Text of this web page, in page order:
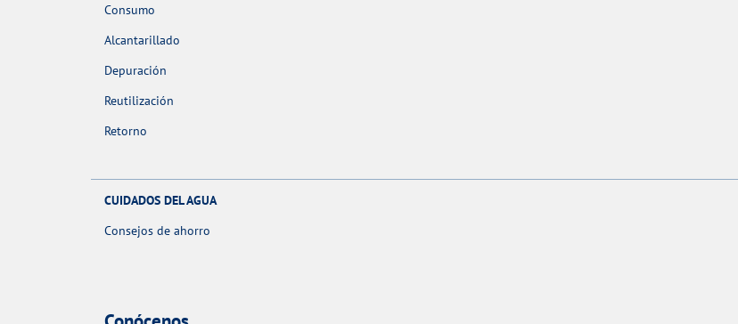
Consumo
Alcantarillado
Depuración
Reutilización
Retorno
CUIDADOS DEL AGUA
Consejos de ahorro